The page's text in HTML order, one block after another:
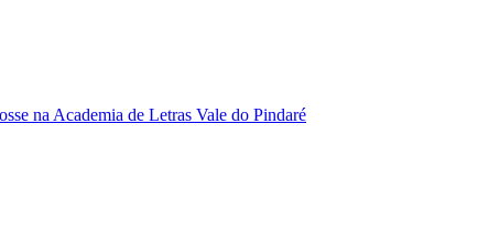
na Academia de Letras Vale do Pindaré